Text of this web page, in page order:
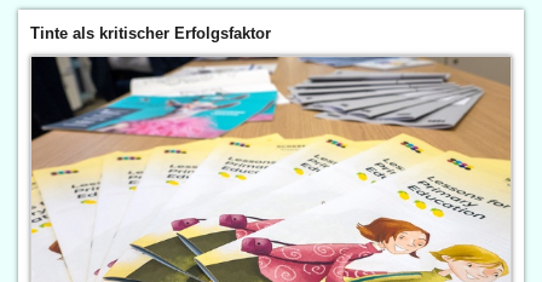
Tinte als kritischer Erfolgsfaktor